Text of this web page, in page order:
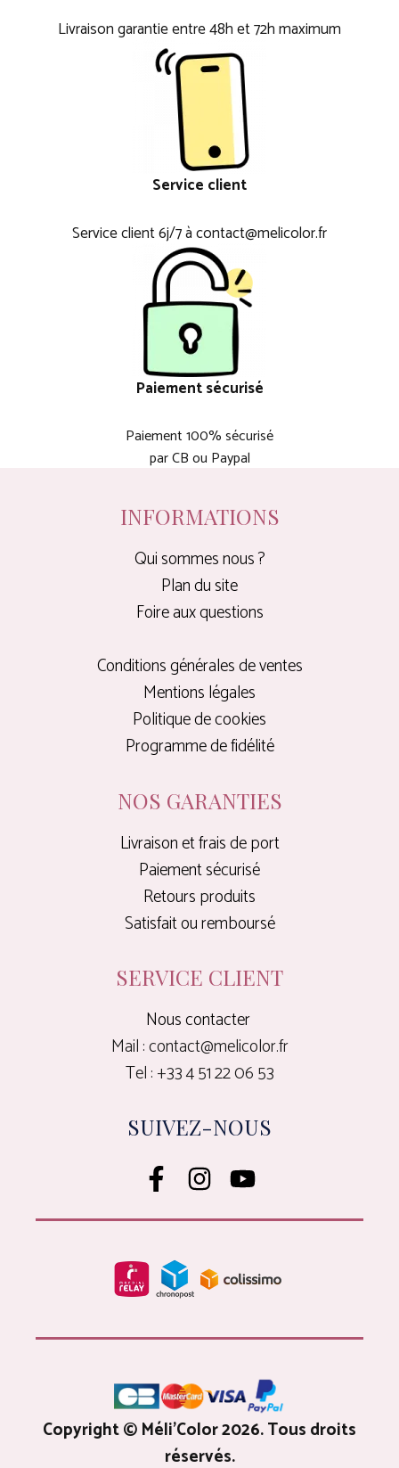
Livraison garantie entre 48h et 72h maximum
Service client
Service client 6j/7 à contact@melicolor.fr
Paiement sécurisé
Paiement 100% sécurisé
par CB ou Paypal
INFORMATIONS
Qui sommes nous ?
Plan du site
Foire aux questions
Conditions générales de ventes
Mentions légales
Politique de cookies
Programme de fidélité
NOS GARANTIES
Livraison et frais de port
Paiement sécurisé
Retours produits
Satisfait ou remboursé
SERVICE CLIENT
Nous contacter
Mail : contact@melicolor.fr
Tel : +33 4 51 22 06 53
SUIVEZ-NOUS
Copyright © Méli'Color 2026. Tous droits
réservés.